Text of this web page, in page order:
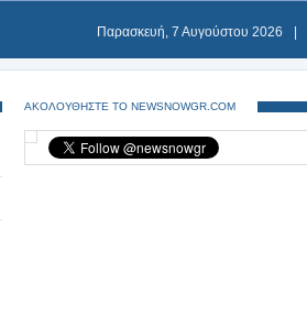
Παρασκευή, 7 Αυγούστου 2026
ΑΚΟΛΟΥΘΗΣΤΕ ΤΟ NEWSNOWGR.COM